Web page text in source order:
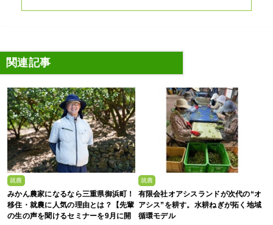
関連記事
就農
みかん農家になるなら三重県御浜町！
移住・就農に人気の理由とは？【先輩
の生の声を聞けるセミナーを9月に開
就農
有限会社オアシスランドが次代の“オ
アシス”を耕す。水耕ねぎが拓く地域
循環モデル